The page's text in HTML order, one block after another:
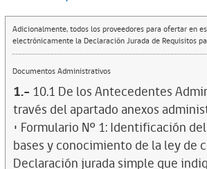
Adicionalmente, todos los proveedores para ofertar en
electrónicamente la Declaración Jurada de Requisitos
Documentos Administrativos
1.- 10.1 De los Antecedentes
través del apartado anexos
• Formulario Nº 1: Identificación
bases y conocimiento de la ley de
Declaración jurada simple que